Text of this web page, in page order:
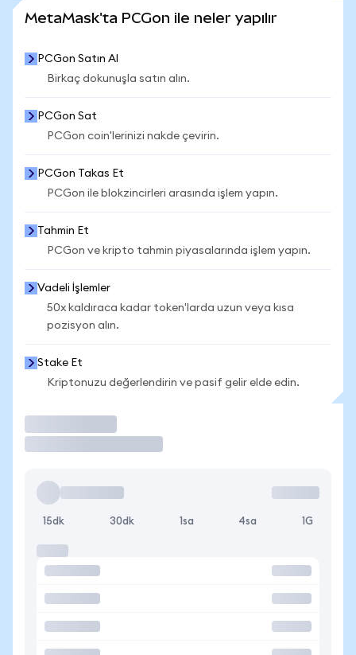
MetaMask'ta PCGon ile neler yapılır
PCGon Satın Al
Birkaç dokunuşla satın alın.
PCGon Sat
PCGon coin'lerinizi nakde çevirin.
PCGon Takas Et
PCGon ile blokzincirleri arasında işlem yapın.
Tahmin Et
PCGon ve kripto tahmin piyasalarında işlem yapın.
Vadeli İşlemler
50x kaldıraca kadar token'larda uzun veya kısa
pozisyon alın.
Stake Et
Kriptonuzu değerlendirin ve pasif gelir elde edin.
15dk 30dk 1sa 4sa 1G